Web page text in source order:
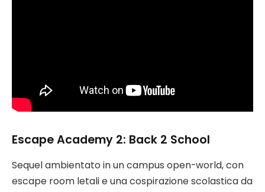
Escape Academy 2: Back 2 School
Sequel ambientato in un campus open-world, con
escape room letali e una cospirazione scolastica da